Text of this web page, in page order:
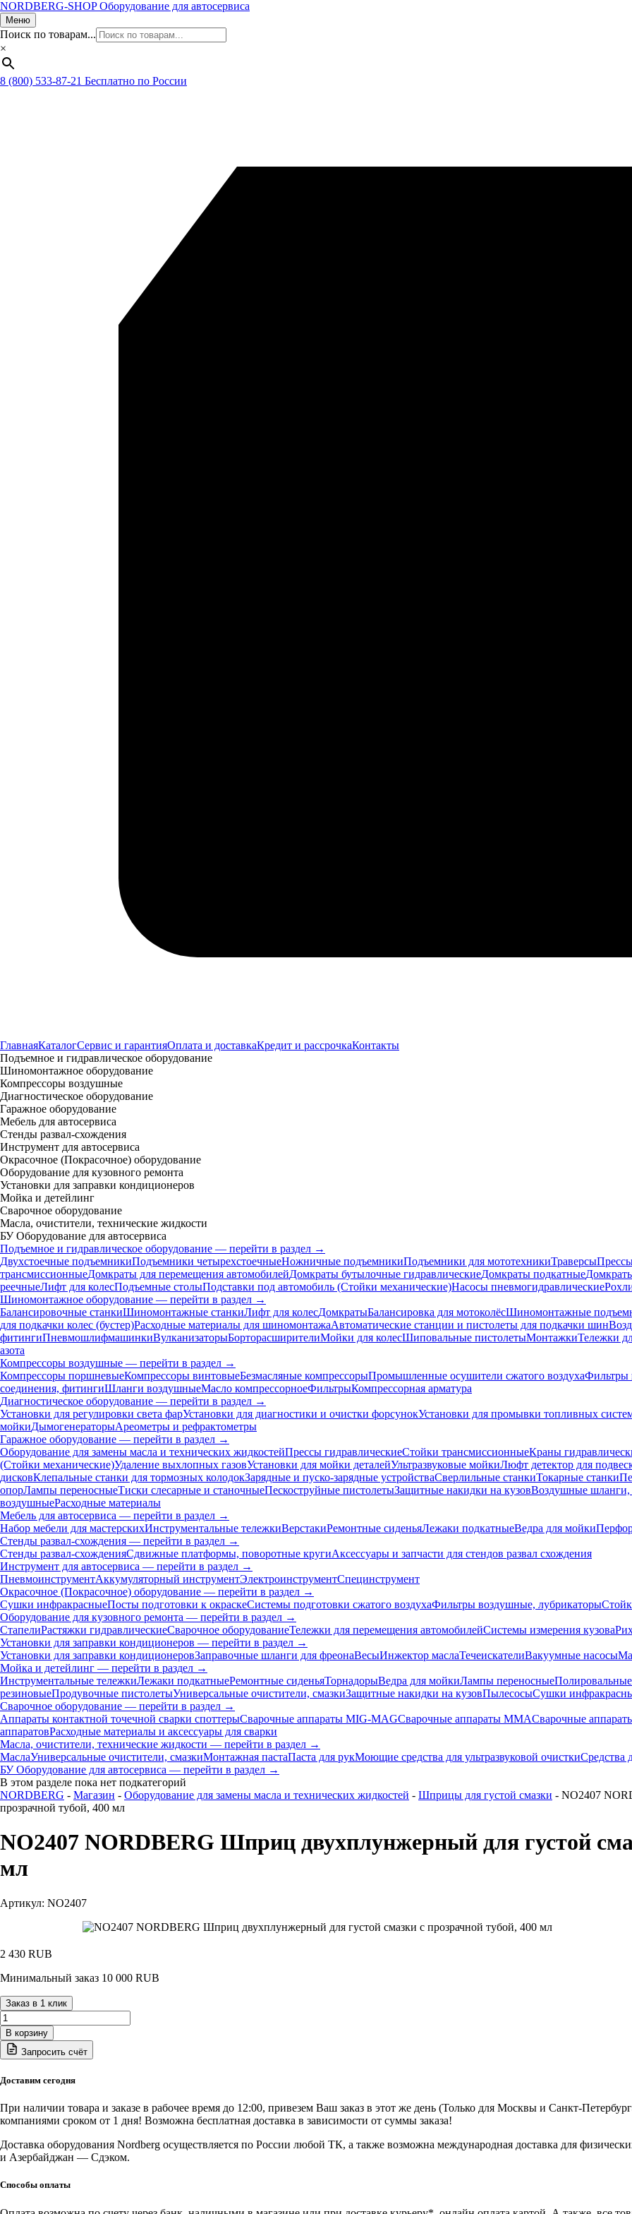
NORDBERG-SHOP Оборудование для автосервиса
Меню
Поиск по товарам...
×
8 (800) 533-87-21 Бесплатно по России
ГлавнаяКаталогСервис и гарантияОплата и доставкаКредит и рассрочкаКонтакты
Подъемное и гидравлическое оборудование
Шиномонтажное оборудование
Компрессоры воздушные
Диагностическое оборудование
Гаражное оборудование
Мебель для автосервиса
Стенды развал-схождения
Инструмент для автосервиса
Окрасочное (Покрасочное) оборудование
Оборудование для кузовного ремонта
Установки для заправки кондиционеров
Мойка и детейлинг
Сварочное оборудование
Масла, очистители, технические жидкости
БУ Оборудование для автосервиса
Подъемное и гидравлическое оборудование — перейти в раздел →
Двухстоечные подъемникиПодъемники четырехстоечныеНожничные подъемникиПодъемники для мототехникиТраверсы
трансмиссионныеДомкраты для перемещения автомобилейДомкраты бутылочные гидравлическиеДомкраты подкатные
реечныеЛифт для колесПодъемные столыПодставки под автомобиль (Стойки механические)Насосы пневмогидравлические
Шиномонтажное оборудование — перейти в раздел →
Балансировочные станкиШиномонтажные станкиЛифт для колесДомкратыБалансировка для мотоколёсШиномонтажные
для подкачки колес (бустер)Расходные материалы для шиномонтажаАвтоматические станции и пистолеты для подкачки шин
фитингиПневмошлифмашинкиВулканизаторыБорторасширителиМойки для колесШиповальные пистолетыМонтажкиТележки
азота
Компрессоры воздушные — перейти в раздел →
Компрессоры поршневыеКомпрессоры винтовыеБезмасляные компрессорыПромышленные осушители сжатого воздухаФильтры
соединения, фитингиШланги воздушныеМасло компрессорноеФильтрыКомпрессорная арматура
Диагностическое оборудование — перейти в раздел →
Установки для регулировки света фарУстановки для диагностики и очистки форсунокУстановки для промывки топливных
мойкиДымогенераторыАреометры и рефрактометры
Гаражное оборудование — перейти в раздел →
Оборудование для замены масла и технических жидкостейПрессы гидравлическиеСтойки трансмиссионныеКраны
(Стойки механические)Удаление выхлопных газовУстановки для мойки деталейУльтразвуковые мойкиЛюфт детектор для
дисковКлепальные станки для тормозных колодокЗарядные и пуско-зарядные устройстваСверлильные станкиТокарные станки
опорЛампы переносныеТиски слесарные и станочныеПескоструйные пистолетыЗащитные накидки на кузовВоздушные шланги,
воздушныеРасходные материалы
Мебель для автосервиса — перейти в раздел →
Набор мебели для мастерскихИнструментальные тележкиВерстакиРемонтные сиденьяЛежаки подкатныеВедра для мойки
Стенды развал-схождения — перейти в раздел →
Стенды развал-схожденияСдвижные платформы, поворотные кругиАксессуары и запчасти для стендов развал схождения
Инструмент для автосервиса — перейти в раздел →
ПневмоинструментАккумуляторный инструментЭлектроинструментСпецинструмент
Окрасочное (Покрасочное) оборудование — перейти в раздел →
Сушки инфракрасныеПосты подготовки к окраскеСистемы подготовки сжатого воздухаФильтры воздушные, лубрикаторы
Оборудование для кузовного ремонта — перейти в раздел →
СтапелиРастяжки гидравлическиеСварочное оборудованиеТележки для перемещения автомобилейСистемы измерения кузова
Установки для заправки кондиционеров — перейти в раздел →
Установки для заправки кондиционеровЗаправочные шланги для фреонаВесыИнжектор маслаТечеискателиВакуумные насосы
Мойка и детейлинг — перейти в раздел →
Инструментальные тележкиЛежаки подкатныеРемонтные сиденьяТорнадорыВедра для мойкиЛампы переносные
резиновыеПродувочные пистолетыУниверсальные очистители, смазкиЗащитные накидки на кузовПылесосыСушки
Сварочное оборудование — перейти в раздел →
Аппараты контактной точечной сварки cпоттерыСварочные аппараты MIG-MAGСварочные аппараты MMAСварочные
аппаратовРасходные материалы и аксессуары для сварки
Масла, очистители, технические жидкости — перейти в раздел →
МаслаУниверсальные очистители, смазкиМонтажная пастаПаста для рукМоющие средства для ультразвуковой очисткиСредства
БУ Оборудование для автосервиса — перейти в раздел →
В этом разделе пока нет подкатегорий
NORDBERG - Магазин - Оборудование для замены масла и технических жидкостей - Шприцы для густой смазки - NO2407
прозрачной тубой, 400 мл
NO2407 NORDBERG Шприц двухплунжерный для густой
мл
Артикул: NO2407
2 430 RUB
Минимальный заказ 10 000 RUB
Заказ в 1 клик
Количество
товара
NO2407
NORDBERG
двухплунжерный
густой
смазки
прозрачной
тубой,
мл
В корзину
Запросить счёт
Доставим сегодня
При наличии товара и заказе в рабочее время до 12:00, привезем Ваш заказ в этот же день (Только для Москвы и Санкт-
компаниями сроком от 1 дня! Возможна бесплатная доставка в зависимости от суммы заказа!
Доставка оборудования Nordberg осуществляется по России любой ТК, а также возможна международная доставка для
и Азербайджан — Сдэком.
Способы оплаты